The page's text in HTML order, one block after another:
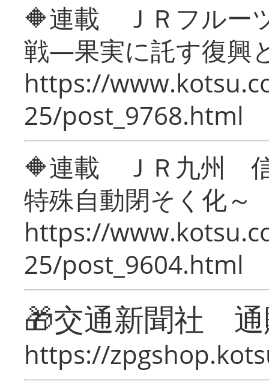
🔶連載 ＪＲフルー
戦―果実に託す復興
https://
25/post_9768.html
🔶連載 ＪＲ九州 信
特殊自動閉そく化～
https://
25/post_9604.html
🎁交通新聞社
https://